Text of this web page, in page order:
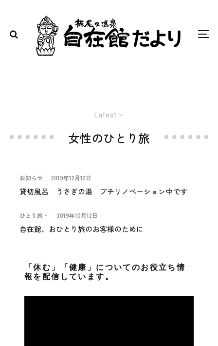
Latest
女性のひとり旅
お知らせ · 2019年12月12日
貸切風呂 うさぎの湯 プチリノベーション中です
ひとり旅・ · 2019年10月12日
自在館、おひとり旅のお客様のために
「休む」「健康」についてのお役立ち情
報を配信しています。